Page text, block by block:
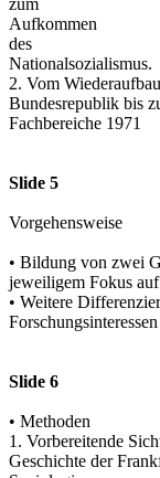
Aufkommen
des
Nationalsozialismus.
2. Vom
Bundesrepublik bis
Fachbereiche 1971
Slide 5
Vorgehensweise
• Bildung von zwei
jeweiligem Fokus
• Weitere
Forschungsinteressen
Slide 6
• Methoden
1. Vorbereitende
Geschichte der